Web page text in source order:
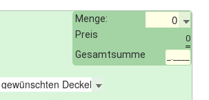
Menge:
Preis
0
Gesamtsumme _.____